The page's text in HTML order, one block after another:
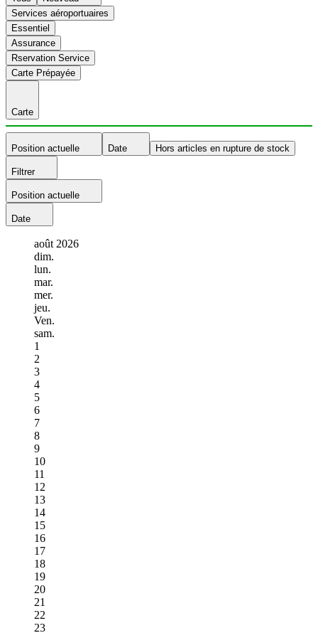
Services aéroportuaires
Essentiel
Assurance
Rservation Service
Carte Prépayée
Carte
Position actuelle Date Hors articles en rupture de stock
Filtrer
Position actuelle
Date
août 2026
dim.
lun.
mar.
mer.
jeu.
Ven.
sam.
1
2
3
4
5
6
7
8
9
10
11
12
13
14
15
16
17
18
19
20
21
22
23